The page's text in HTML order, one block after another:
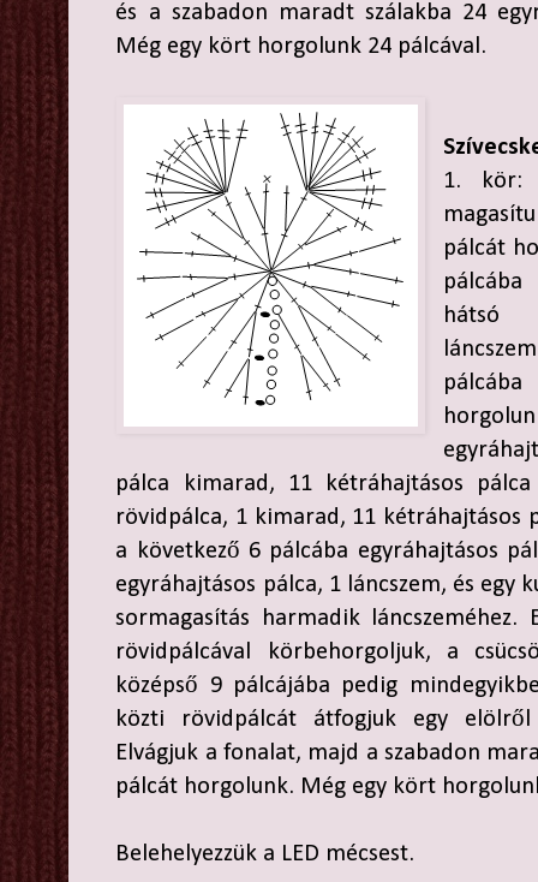
és a szabadon maradt szálakba 24
Még egy kört horgolunk 24 pálcával.
1. kör:
pálcát
hátsó
pálca kimarad, 11 kétráhajtásos
rövidpálca, 1 kimarad, 11 kétráhajtásos
a következő 6 pálcába egyráhajtásos
egyráhajtásos pálca, 1 láncszem, és egy
sormagasítás harmadik
rövidpálcával körbehorgoljuk, a
középső 9 pálcájába pedig
közti rövidpálcát átfogjuk egy
Elvágjuk a fonalat, majd a szabadon
pálcát horgolunk. Még egy kört
Belehelyezzük a LED mécsest.